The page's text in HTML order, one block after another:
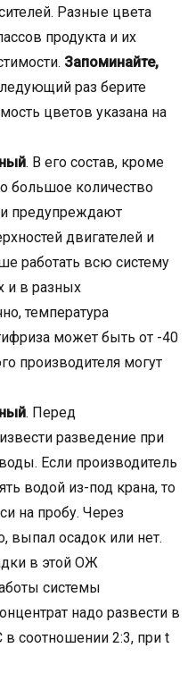
Разные цвета
продукта и их
Запоминайте,
раз берите
цветов указана на
. В его состав, кроме
большое количество
предупреждают
двигателей и
работать всю систему
и в разных
температура
может быть от -40
производителя могут
. Перед
разведение при
Если производитель
водой из-под крана, то
на пробу. Через
выпал осадок или нет.
в этой ОЖ
системы
надо развести в
соотношении 2:3, при t